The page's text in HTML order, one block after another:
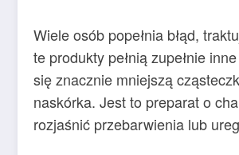
Wiele osób popełnia błąd,
te produkty pełnią zupełnie
się znacznie mniejszą
naskórka. Jest to preparat o
rozjaśnić przebarwienia lub